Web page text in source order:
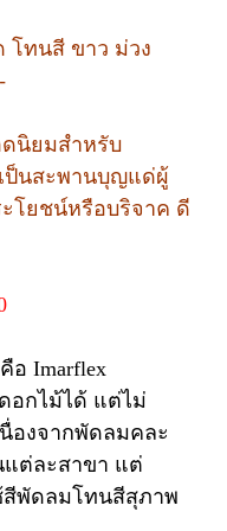
โทนสี ขาว ม่วง
นิยมสำหรับ
ป็นสะพานบุญแด่ผู้
โยชน์หรือบริจาค ดี
อ Imarflex
อกไม้ได้ แต่ไม่
องจากพัดลมคละ
ต่ละสาขา แต่
สีพัดลมโทนสีสุภาพ